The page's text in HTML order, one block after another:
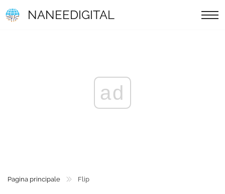
NANEEDIGITAL
ad
Pagina principale Flip